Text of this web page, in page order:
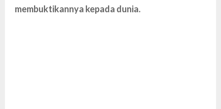
membuktikannya kepada dunia.